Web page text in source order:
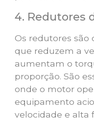
4. Redutores
Os redutores são
que reduzem a
aumentam o
proporção. São
onde o motor
equipamento
velocidade e alta